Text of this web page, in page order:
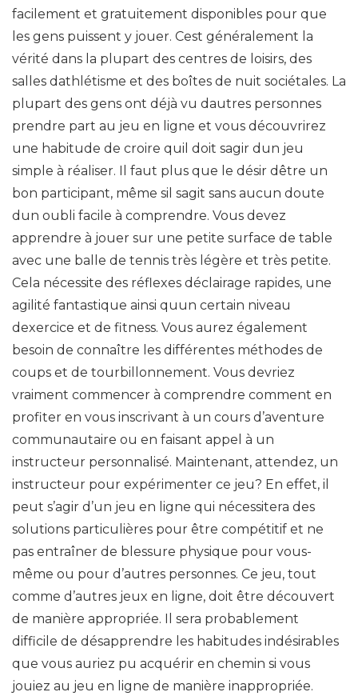
facilement et gratuitement disponibles pour que
les gens puissent y jouer. Cest généralement la
vérité dans la plupart des centres de loisirs, des
salles dathlétisme et des boîtes de nuit sociétales. La
plupart des gens ont déjà vu dautres personnes
prendre part au jeu en ligne et vous découvrirez
une habitude de croire quil doit sagir dun jeu
simple à réaliser. Il faut plus que le désir dêtre un
bon participant, même sil sagit sans aucun doute
dun oubli facile à comprendre. Vous devez
apprendre à jouer sur une petite surface de table
avec une balle de tennis très légère et très petite.
Cela nécessite des réflexes déclairage rapides, une
agilité fantastique ainsi quun certain niveau
dexercice et de fitness. Vous aurez également
besoin de connaître les différentes méthodes de
coups et de tourbillonnement. Vous devriez
vraiment commencer à comprendre comment en
profiter en vous inscrivant à un cours d’aventure
communautaire ou en faisant appel à un
instructeur personnalisé. Maintenant, attendez, un
instructeur pour expérimenter ce jeu? En effet, il
peut s’agir d’un jeu en ligne qui nécessitera des
solutions particulières pour être compétitif et ne
pas entraîner de blessure physique pour vous-
même ou pour d’autres personnes. Ce jeu, tout
comme d’autres jeux en ligne, doit être découvert
de manière appropriée. Il sera probablement
difficile de désapprendre les habitudes indésirables
que vous auriez pu acquérir en chemin si vous
jouiez au jeu en ligne de manière inappropriée.